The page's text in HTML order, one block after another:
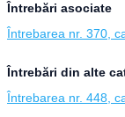
Întrebări asociate
Întrebarea nr. 370,
Întrebări din alte
Întrebarea nr. 448,